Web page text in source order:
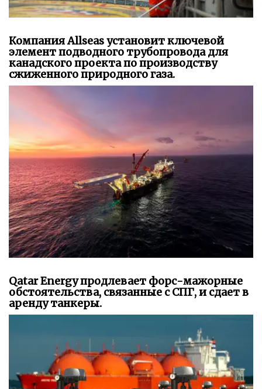
Компания Allseas установит ключевой
элемент подводного трубопровода для
канадского проекта по производству
сжиженного природного газа.
Qatar Energy продлевает форс-мажорные
обстоятельства, связанные с СПГ, и сдает в
аренду танкеры.